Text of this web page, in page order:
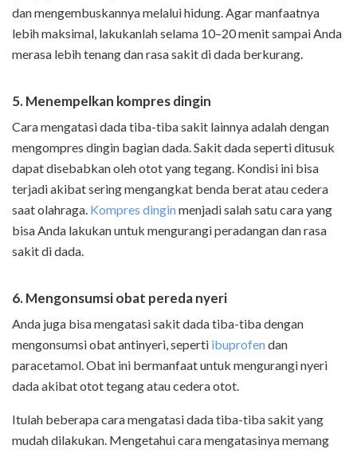
dan mengembuskannya melalui hidung. Agar manfaatnya
lebih maksimal, lakukanlah selama 10–20 menit sampai Anda
merasa lebih tenang dan rasa sakit di dada berkurang.
5. Menempelkan kompres dingin
Cara mengatasi dada tiba-tiba sakit lainnya adalah dengan
mengompres dingin bagian dada. Sakit dada seperti ditusuk
dapat disebabkan oleh otot yang tegang. Kondisi ini bisa
terjadi akibat sering mengangkat benda berat atau cedera
saat olahraga. Kompres dinginmenjadi salah satu cara yang
bisa Anda lakukan untuk mengurangi peradangan dan rasa
sakit di dada.
6. Mengonsumsi obat pereda nyeri
Anda juga bisa mengatasi sakit dada tiba-tiba dengan
mengonsumsi obat antinyeri, seperti ibuprofendan
paracetamol. Obat ini bermanfaat untuk mengurangi nyeri
dada akibat otot tegang atau cedera otot.
Itulah beberapa cara mengatasi dada tiba-tiba sakit yang
mudah dilakukan. Mengetahui cara mengatasinya memang